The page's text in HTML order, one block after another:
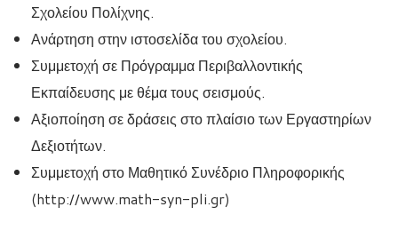
Σχολείου Πολίχνης.
Ανάρτηση στην ιστοσελίδα του σχολείου.
Συμμετοχή σε Πρόγραμμα Περιβαλλοντικής
Εκπαίδευσης με θέμα τους σεισμούς.
Αξιοποίηση σε δράσεις στο πλαίσιο των Εργαστηρίων
Δεξιοτήτων.
Συμμετοχή στο Μαθητικό Συνέδριο Πληροφορικής
(http://www.math-syn-pli.gr)